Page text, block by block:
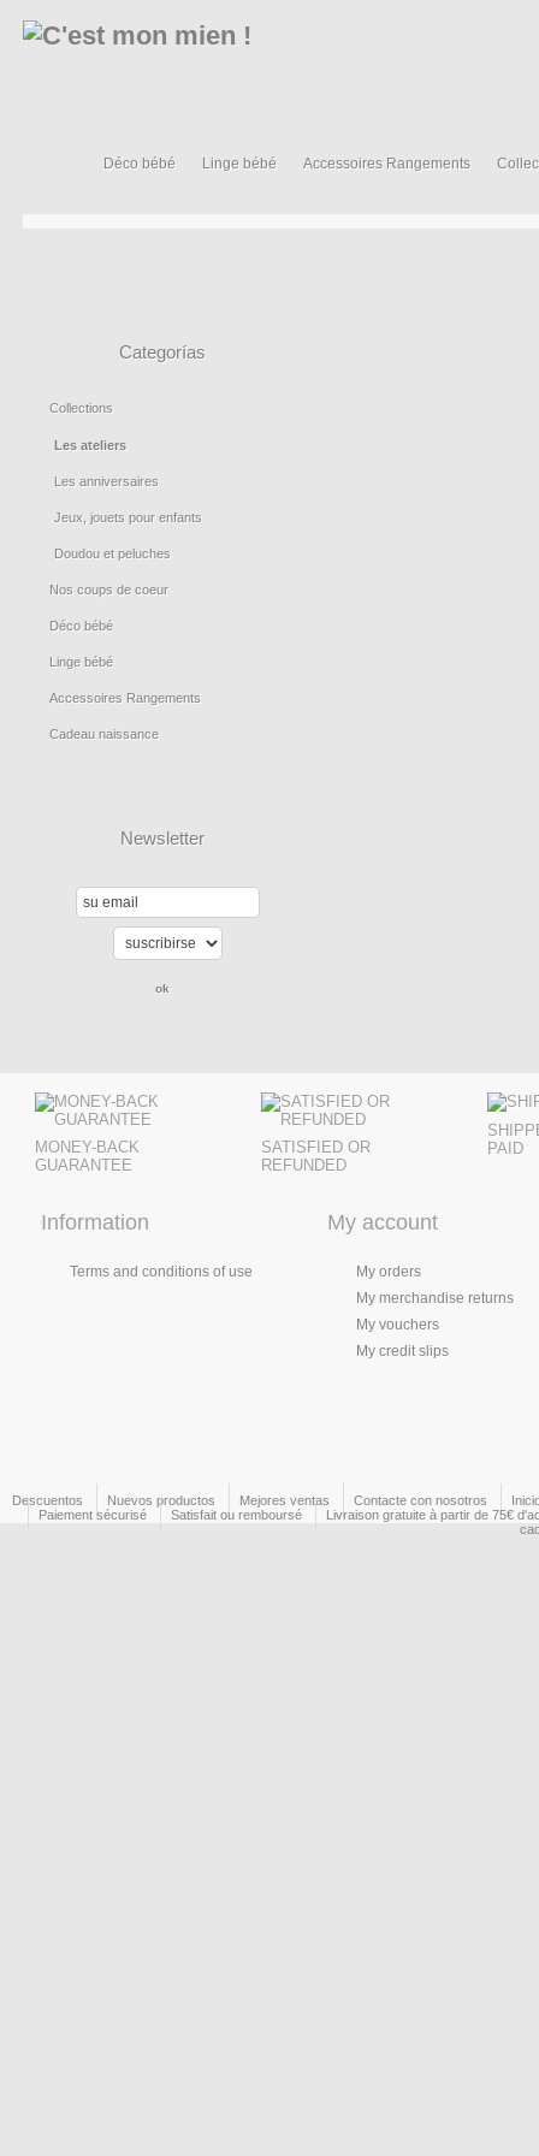
Déco bébé Linge bébé Accessoires Rangements
Categorías
Collections
Les ateliers
Les anniversaires
Jeux, jouets pour enfants
Doudou et peluches
Nos coups de coeur
Déco bébé
Linge bébé
Accessoires Rangements
Cadeau naissance
Newsletter
MONEY-BACK
GUARANTEE
SATISFIED OR
REFUNDED
PAID
Information
Terms and conditions of use
My account
My orders
My merchandise returns
My vouchers
My credit slips
Descuentos Nuevos productos Mejores ventas Contacte con nosotros
Paiement sécurisé
Satisfait ou remboursé
Livraison gratuite à partir de 75€